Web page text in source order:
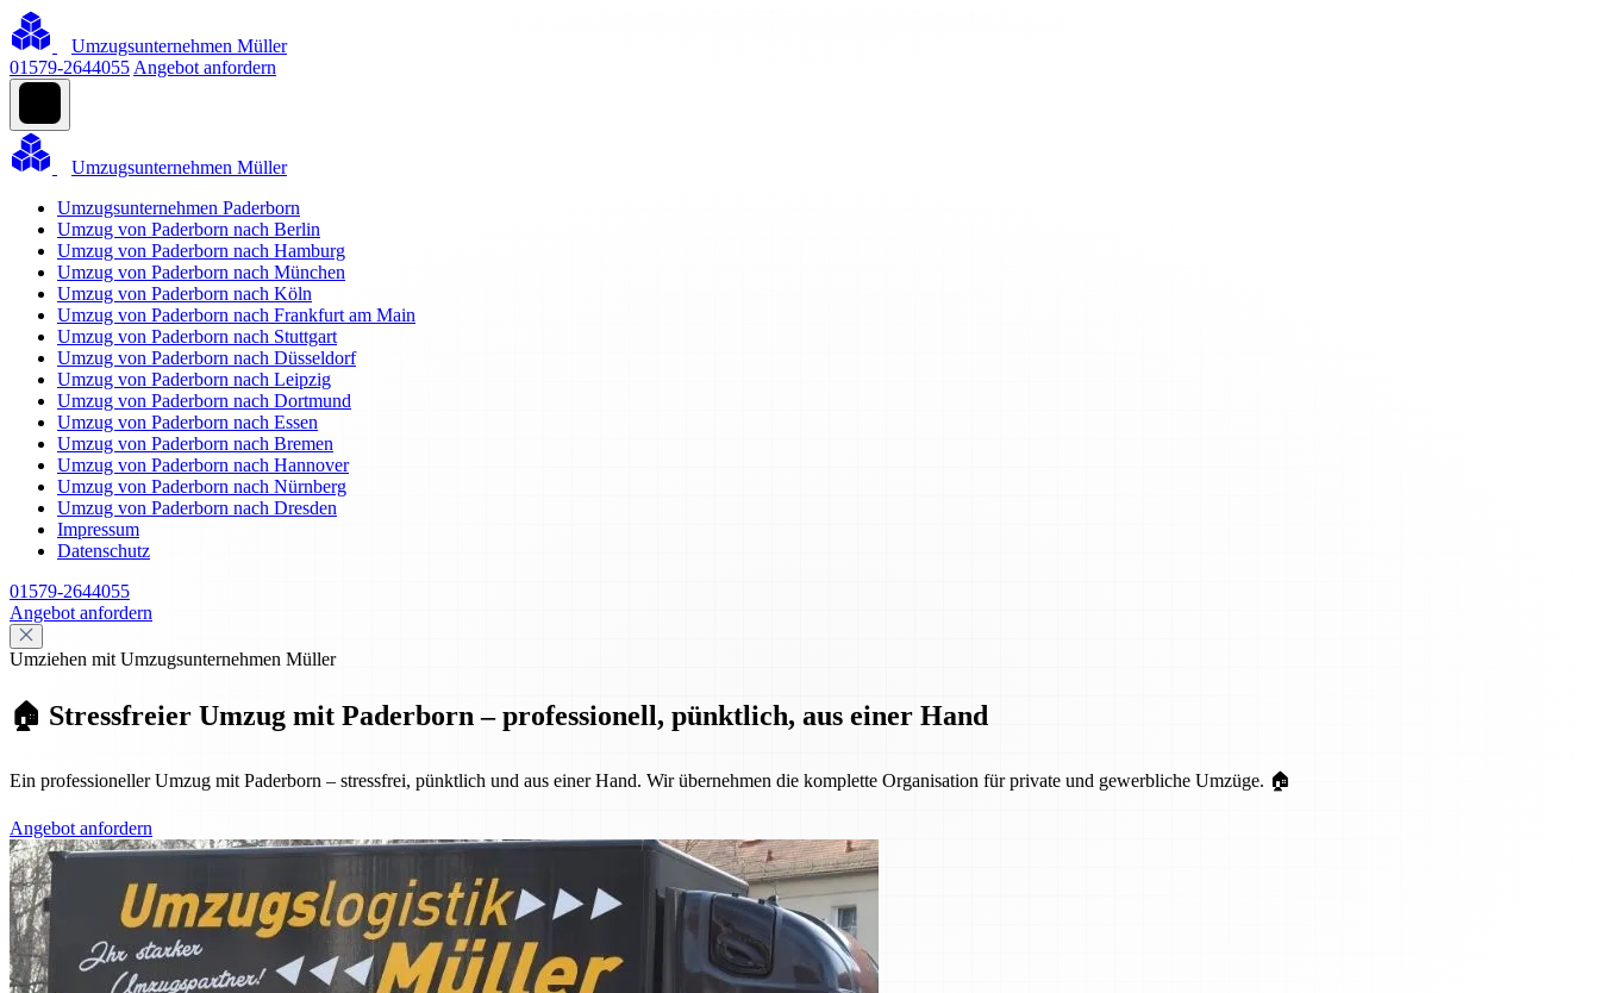
Umzugsunternehmen Müller
01579-2644055 Angebot anfordern
Umzugsunternehmen Müller
Umzugsunternehmen Paderborn
Umzug von Paderborn nach Berlin
Umzug von Paderborn nach Hamburg
Umzug von Paderborn nach München
Umzug von Paderborn nach Köln
Umzug von Paderborn nach Frankfurt am Main
Umzug von Paderborn nach Stuttgart
Umzug von Paderborn nach Düsseldorf
Umzug von Paderborn nach Leipzig
Umzug von Paderborn nach Dortmund
Umzug von Paderborn nach Essen
Umzug von Paderborn nach Bremen
Umzug von Paderborn nach Hannover
Umzug von Paderborn nach Nürnberg
Umzug von Paderborn nach Dresden
Impressum
Datenschutz
01579-2644055
Angebot anfordern
Umziehen mit Umzugsunternehmen Müller
🏠 Stressfreier Umzug mit Paderborn – professionell, pünktlich, aus einer Hand
Ein professioneller Umzug mit Paderborn – stressfrei, pünktlich und aus einer Hand. Wir übernehmen die komplette Organisation für private und gewerbliche Umzüge. 🏠
Angebot anfordern